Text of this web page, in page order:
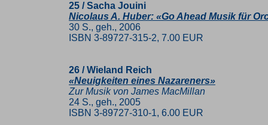
25 / Sacha Jouini
Nicolaus A. Huber: «Go Ahead Musik für
30 S., geh., 2006
ISBN 3-89727-315-2, 7.00 EUR
26 / Wieland Reich
«Neuigkeiten eines Nazareners»
Zur Musik von James MacMillan
24 S., geh., 2005
ISBN 3-89727-310-1, 6.00 EUR